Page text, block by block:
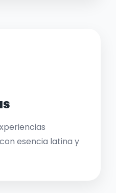
esencia latina y